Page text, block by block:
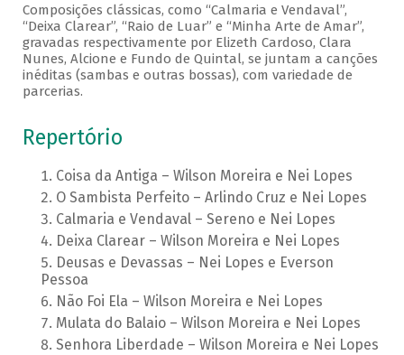
Composições clássicas, como “Calmaria e Vendaval”,
“Deixa Clarear”, “Raio de Luar” e “Minha Arte de Amar”,
gravadas respectivamente por Elizeth Cardoso, Clara
Nunes, Alcione e Fundo de Quintal, se juntam a canções
inéditas (sambas e outras bossas), com variedade de
parcerias.
Repertório
Coisa da Antiga – Wilson Moreira e Nei Lopes
O Sambista Perfeito – Arlindo Cruz e Nei Lopes
Calmaria e Vendaval – Sereno e Nei Lopes
Deixa Clarear – Wilson Moreira e Nei Lopes
Deusas e Devassas – Nei Lopes e Everson
Pessoa
Não Foi Ela – Wilson Moreira e Nei Lopes
Mulata do Balaio – Wilson Moreira e Nei Lopes
Senhora Liberdade – Wilson Moreira e Nei Lopes